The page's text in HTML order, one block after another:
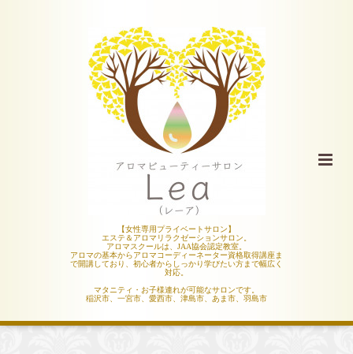
【女性専用プライベートサロン】
エステ＆アロマリラクゼーションサロン。
アロマスクールは、JAA協会認定教室。
アロマの基本からアロマコーディーネーター資格取得講座ま
で開講しており、初心者からしっかり学びたい方まで幅広く
対応。
マタニティ・お子様連れが可能なサロンです。
稲沢市、一宮市、愛西市、津島市、あま市、羽島市